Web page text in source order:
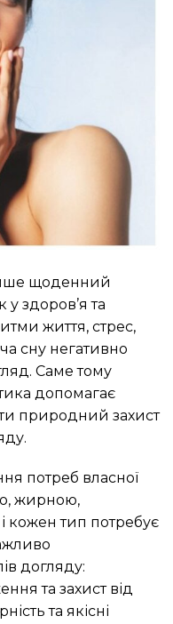
щоденний
здоров’я та
життя, стрес,
сну негативно
Саме тому
допомагає
природний захист
потреб власної
жирною,
кожен тип потребує
догляду:
та захист від
та якісні